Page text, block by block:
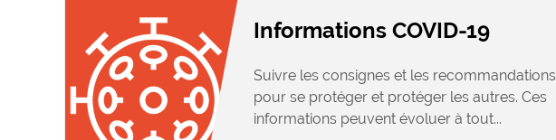
Informations COVID-19
Suivre les consignes et les recommandations
pour se protéger et protéger les autres. Ces
informations peuvent évoluer à tout...